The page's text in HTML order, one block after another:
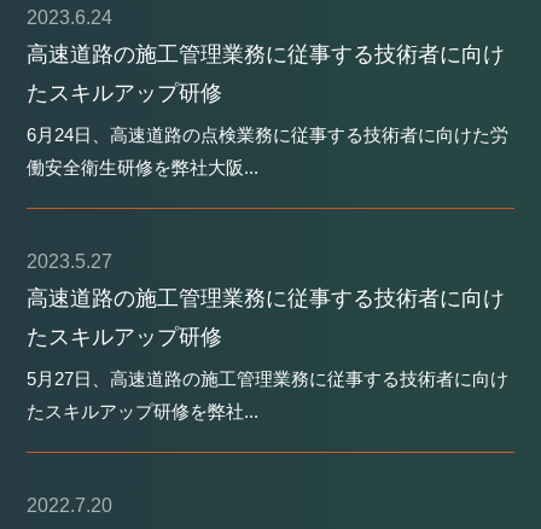
2023.6.24
高速道路の施工管理業務に従事する技術者に向け
たスキルアップ研修
6月24日、高速道路の点検業務に従事する技術者に向けた労
働安全衛生研修を弊社大阪...
2023.5.27
高速道路の施工管理業務に従事する技術者に向け
たスキルアップ研修
5月27日、高速道路の施工管理業務に従事する技術者に向け
たスキルアップ研修を弊社...
2022.7.20